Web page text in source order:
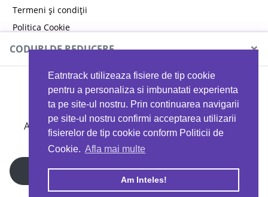
Eatntrack utilizeaza fisiere de tip cookie
pentru a personaliza si imbunatati experienta
ta pe site-ul nostru. Prin continuarea navigarii
pe site-ul nostru confirmi acceptarea utilizarii
fisierelor de tip cookie conform Politicii de
Cookie. Afla mai multe
Am Inteles!
Termeni și condiții
Politica Cookie
Politica de confidențialitate
Copyright © 2026 EAT & TRACK S.R.L
CODURI DE REDUCERE ×
MYPROTEIN
Ai 40%reducere la orice comandă folosind codul
EATTRACK
Profită acum